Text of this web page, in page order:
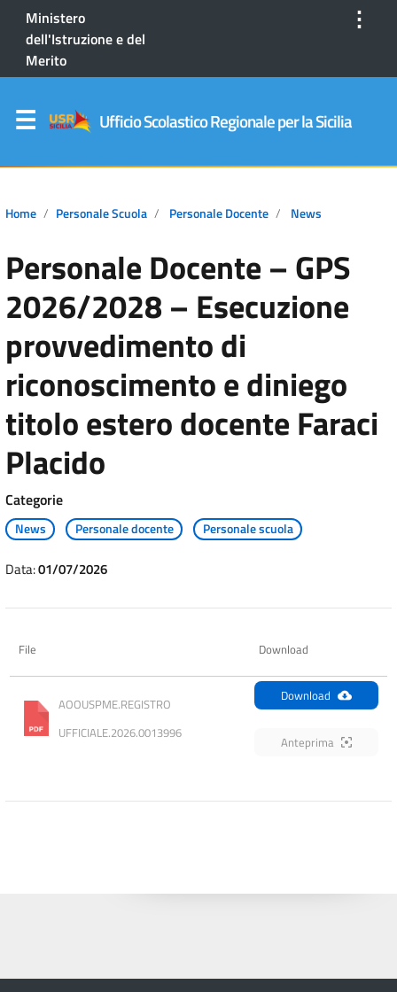
Ministero
dell'Istruzione e del
Merito
⋮
Ufficio Scolastico Regionale per la Sicilia
Home Personale Scuola Personale Docente News
Personale Docente – GPS
2026/2028 – Esecuzione
provvedimento di
riconoscimento e diniego
titolo estero docente Faraci
Placido
Categorie
News Personale docente Personale scuola
Data:01/07/2026
File Download
AOOUSPME.REGISTRO
UFFICIALE.2026.0013996
Download
Anteprima